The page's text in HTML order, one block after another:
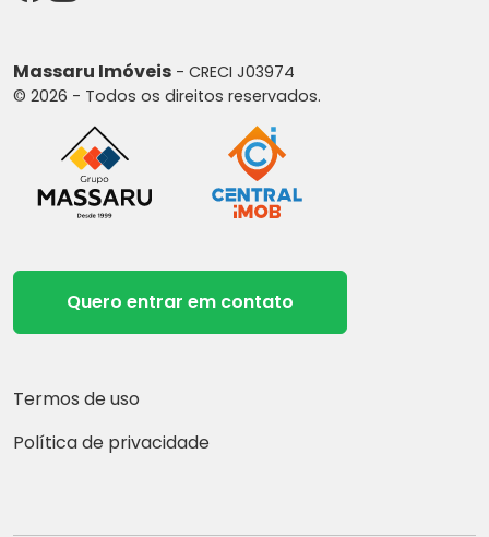
Massaru Imóveis - CRECI J03974
© 2026 - Todos os direitos reservados.
Quero entrar em contato
Termos de uso
Política de privacidade